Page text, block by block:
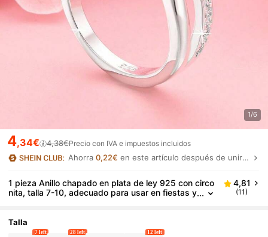
1/6
4,34€ 4,38€Precio con IVA e impuestos incluidos
Ahorra 0,22€ en este artículo después de unirte.
1 pieza Anillo chapado en plata de ley 925 con circo
nita, talla 7-10, adecuado para usar en fiestas y
4,81
(11)
Talla
7 left 28 left 12 left